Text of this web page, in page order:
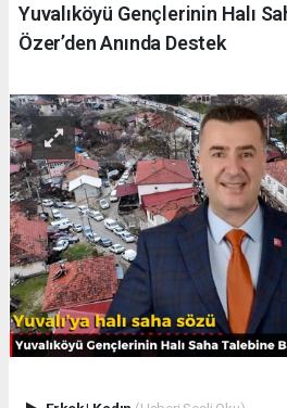
Yuvalıköyü Gençlerinin Halı
Özer’den Anında Destek